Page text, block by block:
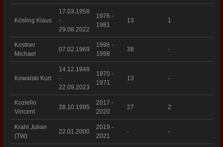
Kösling Klaus
17.03.1958
-
29.08.2022
1976 -
1981
13 1
Kostner
Michael
07.02.1969
1996 -
1998
38 -
Kowalski Kurt
14.12.1948
-
22.09.2023
1970 -
1971
13 -
Koziello
Vincent
28.10.1995
2017 -
2020
27 2
Krahl Julian
(TW)
22.01.2000
2019 -
2021
- -